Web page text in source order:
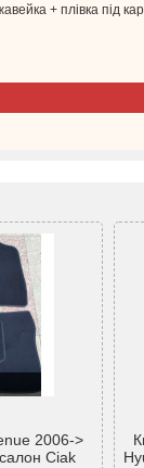
+ плівка під
2006->
салон Ciak